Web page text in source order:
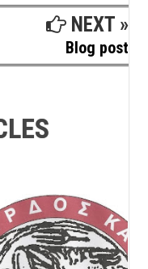
NEXT »
Blog post